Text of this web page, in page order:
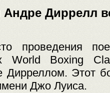
Диррелл
проведения
World Boxing
Этот
Джо Луиса.